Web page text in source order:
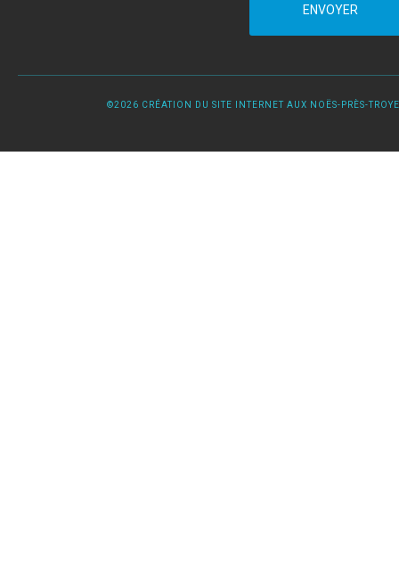
ENVOYER
©2026 CRÉATION DU SITE INTERNET AUX NOËS-PRÈS-